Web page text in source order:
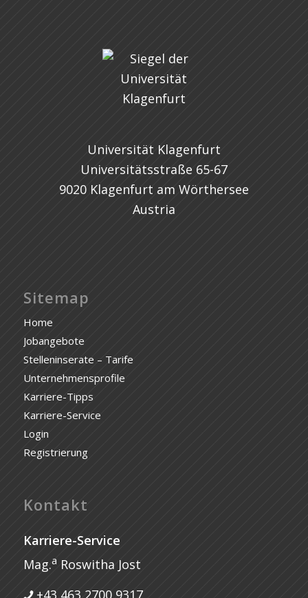
Universität Klagenfurt
Universitätsstraße 65-67
9020 Klagenfurt am Wörthersee
Austria
Sitemap
Home
Jobangebote
Stelleninserate – Tarife
Unternehmensprofile
Karriere-Tipps
Karriere-Service
Login
Registrierung
Kontakt
Karriere-Service
Mag.a Roswitha Jost